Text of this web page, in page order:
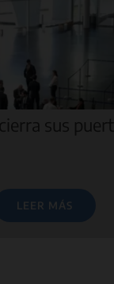
sus
LEER MÁS